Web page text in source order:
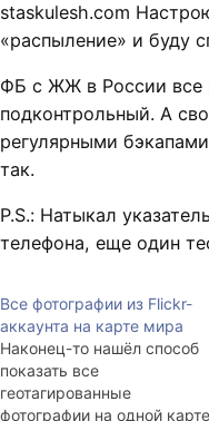
staskulesh.com
«распыление» и буду
ФБ с ЖЖ в России все
подконтрольный. А
регулярными
так.
P.S.: Натыкал
телефона, еще один
Все фотографии из Flickr-
аккаунта на карте мира
Наконец-то нашёл способ
показать все
геотагированные
фотографии на одной